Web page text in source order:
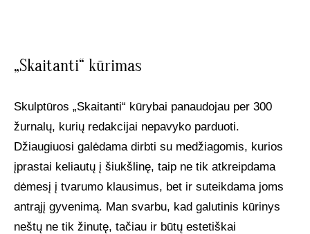
„Skaitanti“ kūrimas
Skulptūros „Skaitanti“ kūrybai panaudojau per 300
žurnalų, kurių redakcijai nepavyko parduoti.
Džiaugiuosi galėdama dirbti su medžiagomis, kurios
įprastai keliautų į šiukšlinę, taip ne tik atkreipdama
dėmesį į tvarumo klausimus, bet ir suteikdama joms
antrąjį gyvenimą. Man svarbu, kad galutinis kūrinys
neštų ne tik žinutę, tačiau ir būtų estetiškai